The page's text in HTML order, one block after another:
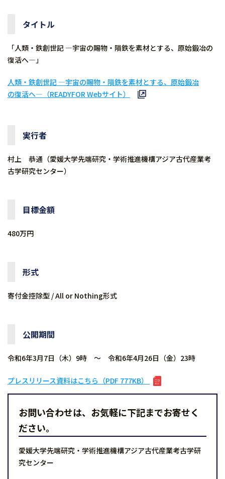
タイトル
「人類・鉄創世記 ―宇宙の賜物・隕鉄を素材とする、原始鍛冶の
復活へ―」
人類・鉄創世記 ―宇宙の賜物・隕鉄を素材とする、原始鍛冶
の復活へ―（READYFOR Webサイト）
実行者
村上 恭通（愛媛大学先端研究・学術推進機構アジア古代産業考
古学研究センター）
目標金額
480万円
形式
寄付金控除型 / All or Nothing形式
公開期間
令和6年3月7日（木）9時 〜 令和6年4月26日（金）23時
プレスリリース資料はこちら（PDF 777KB）
お問い合わせは、お気軽に下記までお寄せく
ださい。
愛媛大学先端研究・学術推進機構アジア古代産業考古学研
究センター